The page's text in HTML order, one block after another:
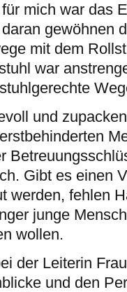
mich war das
gewöhnen
mit dem
war
und
Gibt es einen
werden, fehlen
junge
wollen.
der Leiterin
und den